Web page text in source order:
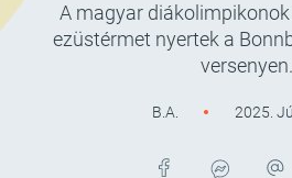
A magyar
ezüstérmet nyertek a
versenyen.
B.A. 2025.